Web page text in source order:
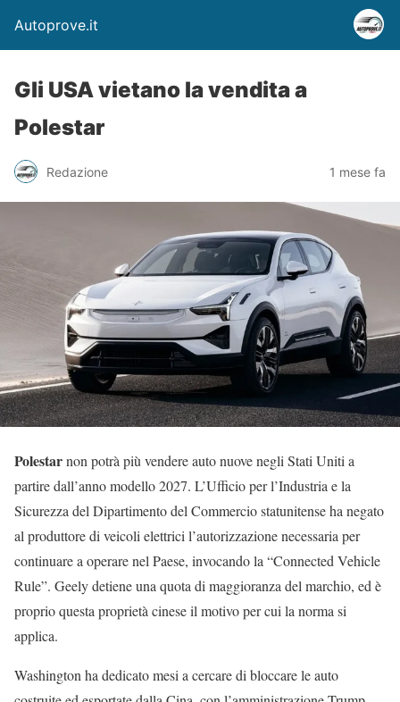
Autoprove.it
Gli USA vietano la vendita a
Polestar
Redazione 1 mese fa
Polestarnon potrà più vendere auto nuove negli Stati Uniti a
partire dall’anno modello 2027. L’Ufficio per l’Industria e la
Sicurezza del Dipartimento del Commercio statunitense ha negato
al produttore di veicoli elettrici l’autorizzazione necessaria per
continuare a operare nel Paese, invocando la “Connected Vehicle
Rule”. Geely detiene una quota di maggioranza del marchio, ed è
proprio questa proprietà cinese il motivo per cui la norma si
applica.
Washington ha dedicato mesi a cercare di bloccare le auto